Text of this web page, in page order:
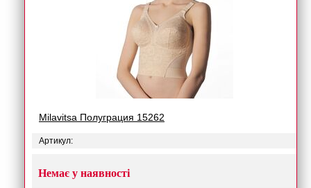
Milavitsa Полуграция 15262
Артикул:
Немає у наявності